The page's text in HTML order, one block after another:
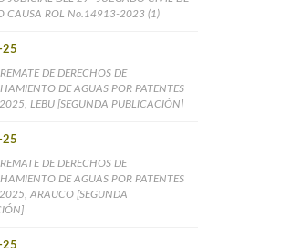
CAUSA ROL No.14913-2023 (1)
25
DE DERECHOS DE
DE AGUAS POR PATENTES
LEBU [SEGUNDA PUBLICACIÓN]
25
DE DERECHOS DE
DE AGUAS POR PATENTES
ARAUCO [SEGUNDA